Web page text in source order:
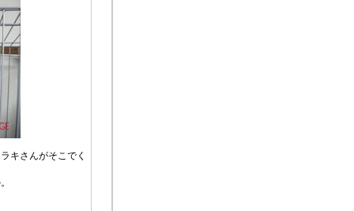
キさんがそこでく